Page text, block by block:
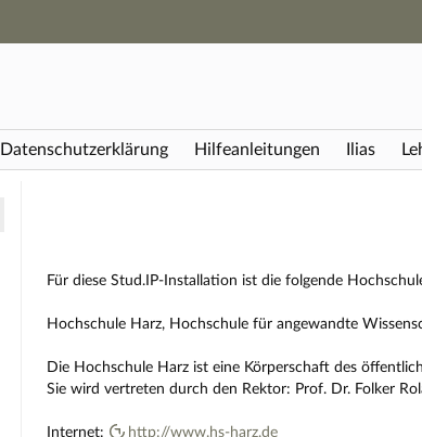
Fußzeile
Datenschutzerklärung Hilfeanleitungen Ilias
Für diese Stud.IP-Installation ist die folgende
Hochschule Harz, Hochschule für angewandte
Die Hochschule Harz ist eine Körperschaft des
Sie wird vertreten durch den Rektor: Prof. Dr. Folker
Internet: http://www.hs-harz.de